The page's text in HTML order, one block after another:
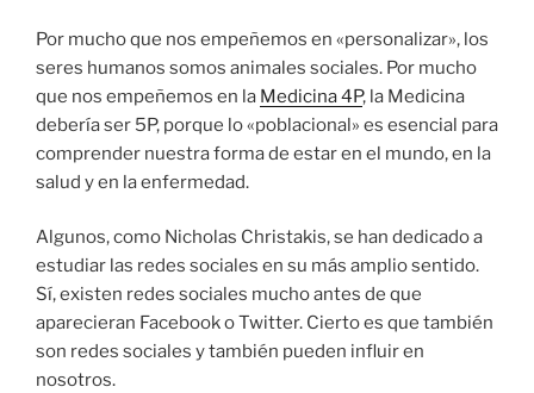
Por mucho que nos empeñemos en «personalizar», los
seres humanos somos animales sociales. Por mucho
que nos empeñemos en la Medicina 4P, la Medicina
debería ser 5P, porque lo «poblacional» es esencial para
comprender nuestra forma de estar en el mundo, en la
salud y en la enfermedad.
Algunos, como Nicholas Christakis, se han dedicado a
estudiar las redes sociales en su más amplio sentido.
Sí, existen redes sociales mucho antes de que
aparecieran Facebook o Twitter. Cierto es que también
son redes sociales y también pueden influir en
nosotros.